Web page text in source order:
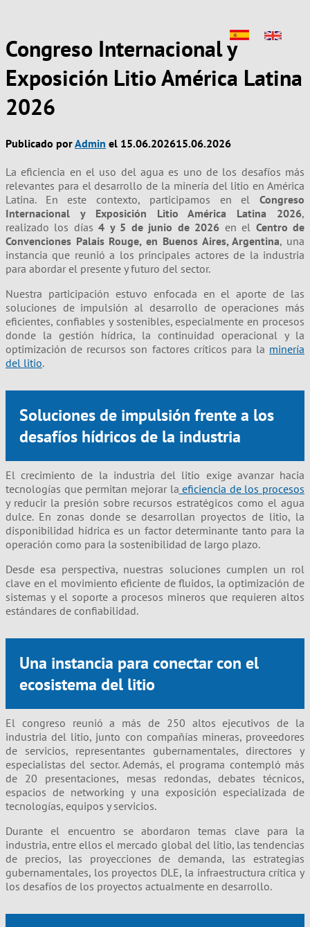
Congreso Internacional y
Exposición Litio América Latina
2026
Publicado porAdmin el 15.06.202615.06.2026
La eficiencia en el uso del agua es uno de los desafíos más
relevantes para el desarrollo de la minería del litio en América
Latina. En este contexto, participamos en el Congreso
Internacional y Exposición Litio América Latina 2026,
realizado los días4 y 5 de junio de 2026 en el Centro de
Convenciones Palais Rouge, en Buenos Aires, Argentina, una
instancia que reunió a los principales actores de la industria
para abordar el presente y futuro del sector.
Nuestra participación estuvo enfocada en el aporte de las
soluciones de impulsión al desarrollo de operaciones más
eficientes, confiables y sostenibles, especialmente en procesos
donde la gestión hídrica, la continuidad operacional y la
optimización de recursos son factores críticos para la minería
del litio.
Soluciones de impulsión frente a los
desafíos hídricos de la industria
El crecimiento de la industria del litio exige avanzar hacia
tecnologías que permitan mejorar la eficiencia de los procesos
y reducir la presión sobre recursos estratégicos como el agua
dulce. En zonas donde se desarrollan proyectos de litio, la
disponibilidad hídrica es un factor determinante tanto para la
operación como para la sostenibilidad de largo plazo.
Desde esa perspectiva, nuestras soluciones cumplen un rol
clave en el movimiento eficiente de fluidos, la optimización de
sistemas y el soporte a procesos mineros que requieren altos
estándares de confiabilidad.
Una instancia para conectar con el
ecosistema del litio
El congreso reunió a más de 250 altos ejecutivos de la
industria del litio, junto con compañías mineras, proveedores
de servicios, representantes gubernamentales, directores y
especialistas del sector. Además, el programa contempló más
de 20 presentaciones, mesas redondas, debates técnicos,
espacios de networking y una exposición especializada de
tecnologías, equipos y servicios.
Durante el encuentro se abordaron temas clave para la
industria, entre ellos el mercado global del litio, las tendencias
de precios, las proyecciones de demanda, las estrategias
gubernamentales, los proyectos DLE, la infraestructura crítica y
los desafíos de los proyectos actualmente en desarrollo.